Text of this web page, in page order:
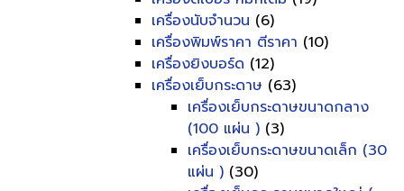
เครื่องนับจำนวน (6)
เครื่องพิมพ์ราคา ตีราคา (10)
เครื่องยิงบอร์ด (12)
เครื่องเย็บกระดาษ (63)
เครื่องเย็บกระดาษขนาดกลาง
(100 แผ่น ) (3)
เครื่องเย็บกระดาษขนาดเล็ก (30
แผ่น ) (30)